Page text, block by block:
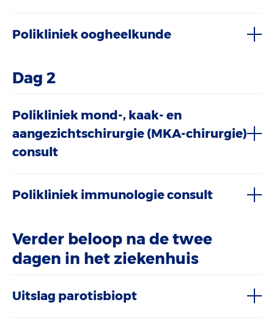
Polikliniek oogheelkunde
Dag 2
Polikliniek mond-, kaak- en
aangezichtschirurgie (MKA-chirurgie)
consult
Polikliniek immunologie consult
Verder beloop na de twee
dagen in het ziekenhuis
Uitslag parotisbiopt